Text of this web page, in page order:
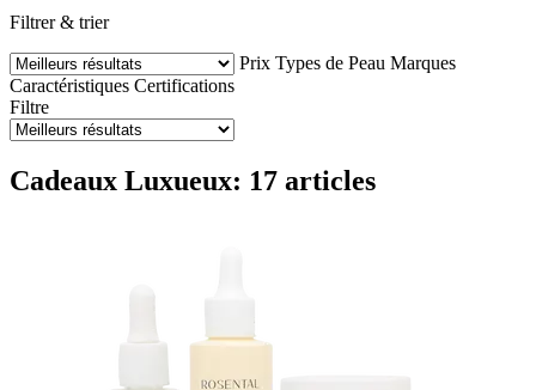
Filtrer & trier
Prix Types de Peau Marques
Caractéristiques Certifications
Filtre
Cadeaux Luxueux: 17 articles